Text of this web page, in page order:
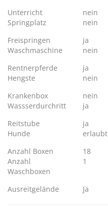
Unterricht
nein
Springplatz
nein
Freispringen
ja
Waschmaschine
nein
Rentnerpferde
ja
Hengste
nein
Krankenbox
nein
Wassserdurchritt
ja
Reitstube
ja
Hunde
erlaubt
Anzahl Boxen
18
Anzahl
Waschboxen
1
Ausreitgelände Ja